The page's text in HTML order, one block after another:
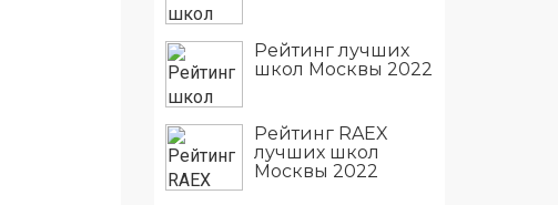
Рейтинг лучших
школ Москвы 2022
Рейтинг RAEX
лучших школ
Москвы 2022